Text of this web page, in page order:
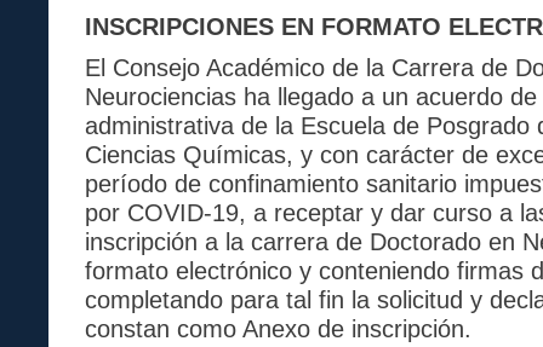
INSCRIPCIONES EN FORMATO ELECTR
El Consejo Académico de la Carrera de
Neurociencias ha llegado a un acuerdo
administrativa de la Escuela de Posgrado
Ciencias Químicas, y con carácter de
período de confinamiento sanitario
por COVID-19, a receptar y dar curso a
inscripción a la carrera de Doctorado en
formato electrónico y conteniendo firmas
completando para tal fin la solicitud y
constan como Anexo de inscripción.